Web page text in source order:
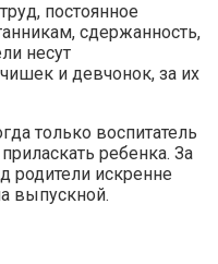
постоянное
сдержанность,
несут
и девчонок, за их
только воспитатель
ребенка. За
родители искренне
выпускной.